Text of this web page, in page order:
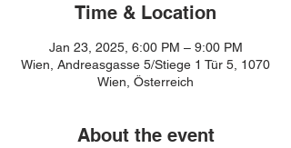
Time & Location
Jan 23, 2025, 6:00 PM – 9:00 PM
Wien, Andreasgasse 5/Stiege 1 Tür 5, 1070
Wien, Österreich
About the event